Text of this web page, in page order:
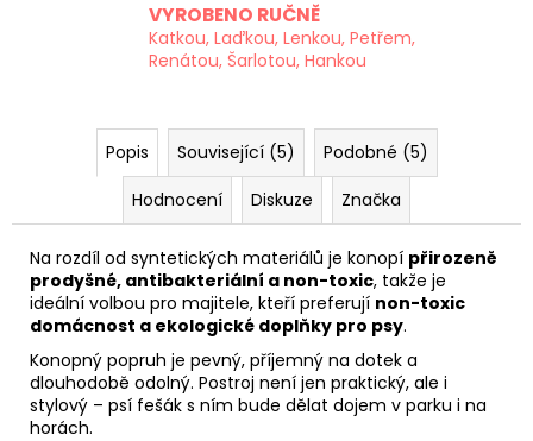
VYROBENO RUČNĚ
Katkou, Laďkou, Lenkou, Petřem,
Renátou, Šarlotou, Hankou
Popis Související (5)
Podobné (5)
Hodnocení
Diskuze Značka
Na rozdíl od syntetických materiálů je konopí přirozeně
prodyšné, antibakteriální a non-toxic, takže je
ideální volbou pro majitele, kteří preferují non-toxic
domácnost a ekologické doplňky pro psy.
Konopný popruh je pevný, příjemný na dotek a
dlouhodobě odolný. Postroj není jen praktický, ale i
stylový – psí fešák s ním bude dělat dojem v parku i na
horách.